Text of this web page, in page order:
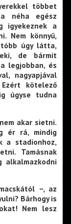
többet
néha egész
igyekeznek a
Nem könnyű,
úgy látta,
de bármit
legjobban, és
nagyapjával
kötelező
úgyse tudna
akar sietni.
ér rá, mindig
a stadionhoz,
Tamásnak
alkalmazkodni
–, az
Bárhogy is
Nem lesz